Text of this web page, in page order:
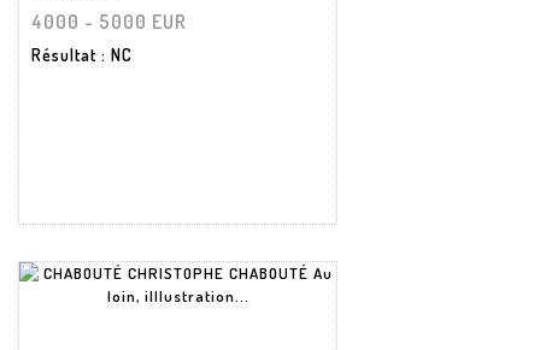
4000 - 5000 EUR
Résultat : NC